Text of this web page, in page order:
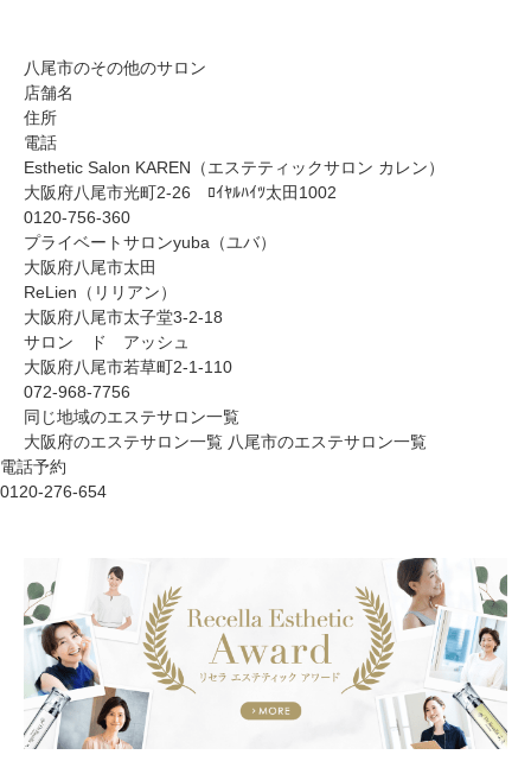
八尾市のその他のサロン
店舗名
住所
電話
Esthetic Salon KAREN（エステティックサロン カレン）
大阪府八尾市光町2-26 ﾛｲﾔﾙﾊｲﾂ太田1002
0120-756-360
プライベートサロンyuba（ユバ）
大阪府八尾市太田
ReLien（リリアン）
大阪府八尾市太子堂3-2-18
サロン ド アッシュ
大阪府八尾市若草町2-1-110
072-968-7756
同じ地域のエステサロン一覧
大阪府のエステサロン一覧 八尾市のエステサロン一覧
電話予約
0120-276-654